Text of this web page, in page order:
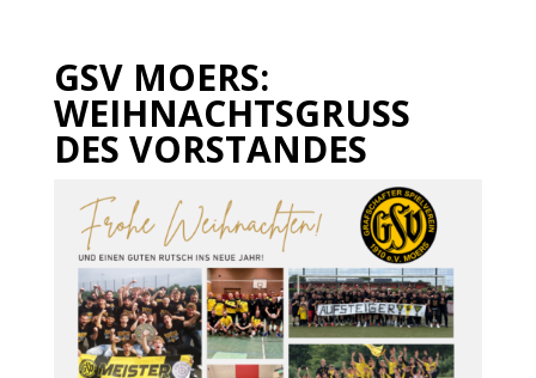
GSV MOERS:
WEIHNACHTSGRUSS D
ES VORSTANDES